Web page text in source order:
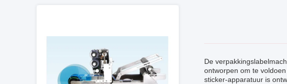
De
ontworpen om te
sticker-apparatuur is